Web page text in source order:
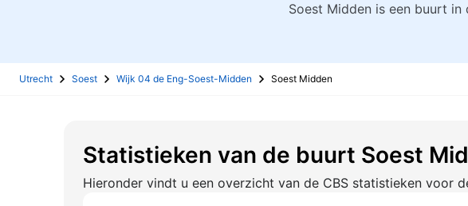
Soest Midden is een buurt
Utrecht Soest Wijk 04 de Eng-Soest-Midden Soest Midden
Statistieken van de buurt Soest
Hieronder vindt u een overzicht van de CBS statistieken voor